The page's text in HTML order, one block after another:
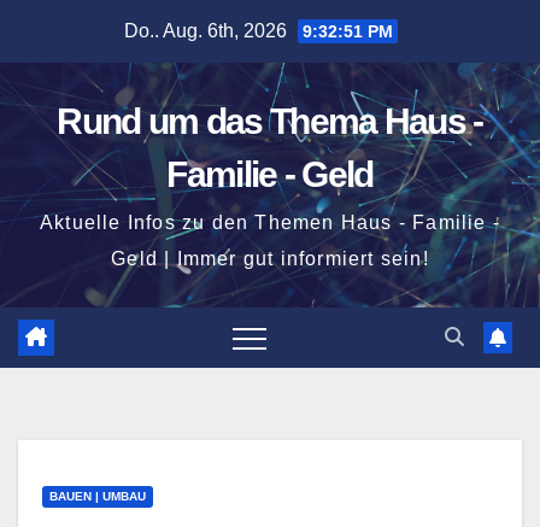
springen
Do.. Aug. 6th, 2026 9:32:52 PM
Rund um das Thema Haus -
Familie - Geld
Aktuelle Infos zu den Themen Haus - Familie -
Geld | Immer gut informiert sein!
BAUEN | UMBAU